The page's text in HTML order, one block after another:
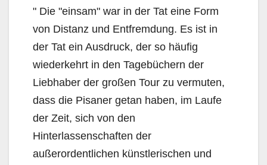
" Die "einsam" war in der Tat eine Form
von Distanz und Entfremdung. Es ist in
der Tat ein Ausdruck, der so häufig
wiederkehrt in den Tagebüchern der
Liebhaber der großen Tour zu vermuten,
dass die Pisaner getan haben, im Laufe
der Zeit, sich von den
Hinterlassenschaften der
außerordentlichen künstlerischen und